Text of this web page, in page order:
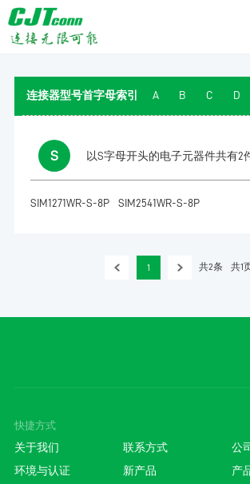
连接器型号首字母索引 A B C D
S 以S字母开头的电子元器件共有2
SIM1271WR-S-8P SIM2541WR-S-8P
1 共2条 共1
快捷方式
关于我们 联系方式 公
环境与认证 新产品 产